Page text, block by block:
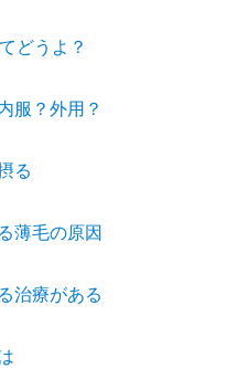
どうよ？
服？外用？
る
薄毛の原因
治療がある